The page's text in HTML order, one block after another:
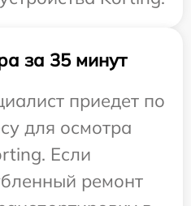
за 35 минут
приедет по
для осмотра
Если
ремонт